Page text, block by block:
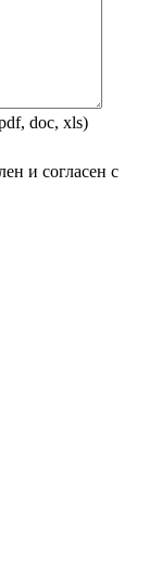
doc, xls)
и согласен с